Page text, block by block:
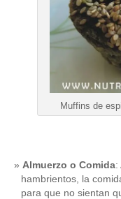
Muffins de
Almuerzo o Comida:
hambrientos, la
para que no sientan